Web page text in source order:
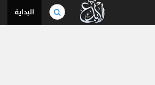
بحث
في
الموسوعة..
البداية